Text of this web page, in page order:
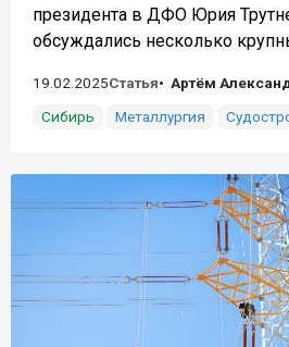
президента в ДФО Юрия
обсуждались несколько
19.02.2025Статья
Артём
Сибирь
Металлургия